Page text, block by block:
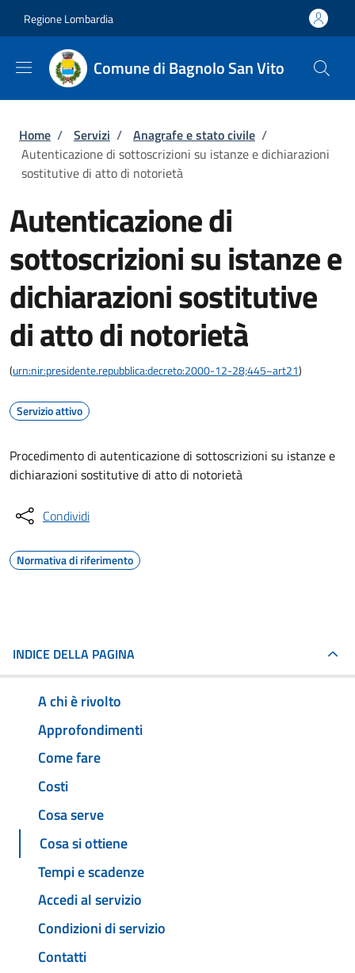
Regione Lombardia
Comune di Bagnolo San Vito
Briciole di pane
Home / Servizi / Anagrafe e stato civile /
Autenticazione di sottoscrizioni su istanze e dichiarazioni
sostitutive di atto di notorietà
Autenticazione di
sottoscrizioni su istanze e
dichiarazioni sostitutive
di atto di notorietà
(urn:nir:presidente.repubblica:decreto:2000-12-28;445~art21)
Servizio attivo
Procedimento di autenticazione di sottoscrizioni su istanze e
dichiarazioni sostitutive di atto di notorietà
Condividi
Normativa di riferimento
INDICE DELLA PAGINA
A chi è rivolto
Approfondimenti
Come fare
Costi
Cosa serve
Cosa si ottiene
Tempi e scadenze
Accedi al servizio
Condizioni di servizio
Contatti